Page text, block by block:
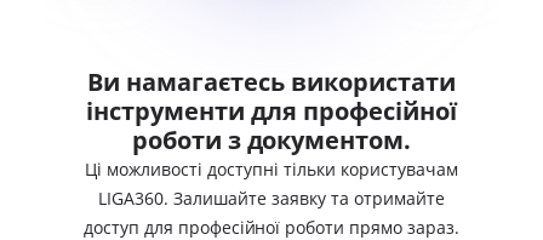
Ви намагаєтесь використати
інструменти для професійної
роботи з документом.
Ці можливості доступні тільки користувачам
LIGA360. Залишайте заявку та отримайте
доступ для професійної роботи прямо зараз.